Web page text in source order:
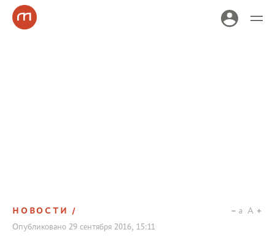
НОВОСТИ
Опубликовано 29 сентября 2016, 15:11
a A